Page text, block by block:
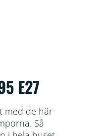
E27
med de här
Så